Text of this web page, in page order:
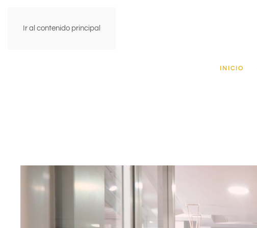
Ir al contenido principal
INICIO